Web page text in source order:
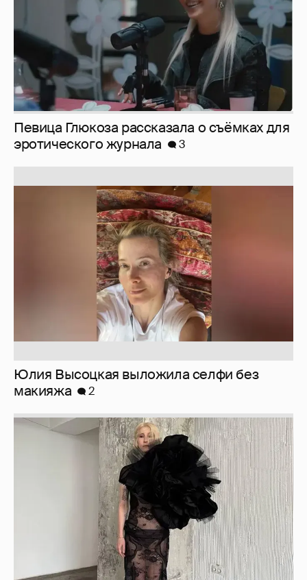
Юлия Высоцкая выложила селфи без
Журналистка Сулим примерила новый